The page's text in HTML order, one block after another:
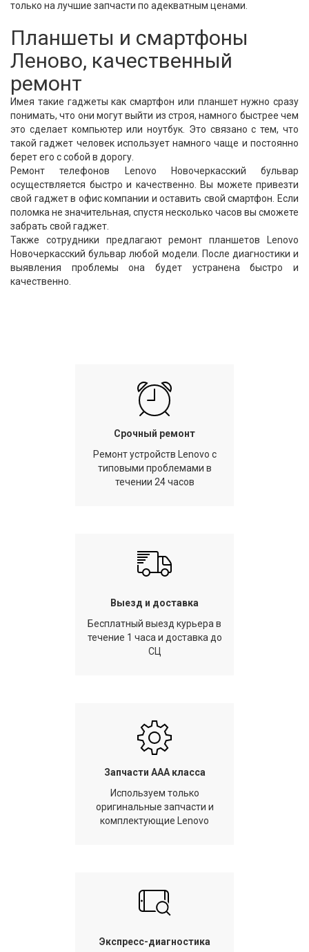
только на лучшие запчасти по адекватным ценами.
Планшеты и смартфоны
Леново, качественный
ремонт
Имея такие гаджеты как смартфон или планшет нужно сразу
понимать, что они могут выйти из строя, намного быстрее чем
это сделает компьютер или ноутбук. Это связано с тем, что
такой гаджет человек использует намного чаще и постоянно
берет его с собой в дорогу.
Ремонт телефонов Lenovo Новочеркасский бульвар
осуществляется быстро и качественно. Вы можете привезти
свой гаджет в офис компании и оставить свой смартфон. Если
поломка не значительная, спустя несколько часов вы сможете
забрать свой гаджет.
Также сотрудники предлагают ремонт планшетов Lenovo
Новочеркасский бульвар любой модели. После диагностики и
выявления проблемы она будет устранена быстро и
качественно.
Срочный ремонт
Ремонт устройств Lenovo с
типовыми проблемами в
течении 24 часов
Выезд и доставка
Бесплатный выезд курьера в
течение 1 часа и доставка до
СЦ
Запчасти AAA класса
Используем только
оригинальные запчасти и
комплектующие Lenovo
Экспресс-диагностика